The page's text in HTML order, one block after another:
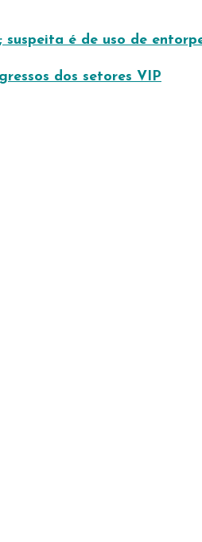
é de uso de
dos setores VIP